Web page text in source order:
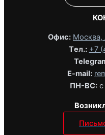
Офис: Москва,
Tел.: +7
E-mail:
ПН-ВС: